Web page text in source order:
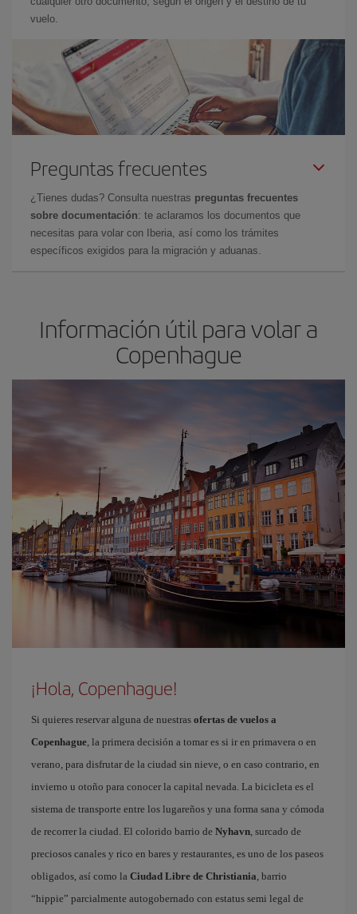
vuelo.
Preguntas frecuentes
¿Tienes dudas? Consulta nuestras preguntas frecuentes
sobre documentación: te aclaramos los documentos que
necesitas para volar con Iberia, así como los trámites
específicos exigidos para la migración y aduanas.
Información útil para volar a
Copenhague
¡Hola, Copenhague!
Si quieres reservar alguna de nuestras ofertas de vuelos a
Copenhague, la primera decisión a tomar es si ir en primavera o en
verano, para disfrutar de la ciudad sin nieve, o en caso contrario, en
invierno u otoño para conocer la capital nevada. La bicicleta es el
sistema de transporte entre los lugareños y una forma sana y cómoda
de recorrer la ciudad. El colorido barrio de Nyhavn, surcado de
preciosos canales y rico en bares y restaurantes, es uno de los paseos
obligados, así como la Ciudad Libre de Christiania, barrio
“hippie” parcialmente autogobernado con estatus semi legal de